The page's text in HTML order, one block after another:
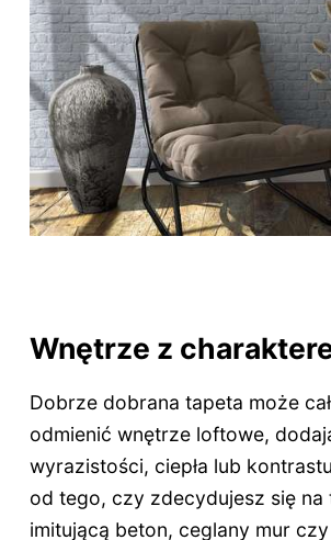
Wnętrze z
Dobrze dobrana tapeta może
odmienić wnętrze loftowe,
wyrazistości, ciepła lub
od tego, czy zdecydujesz się na
imitującą beton, ceglany mur